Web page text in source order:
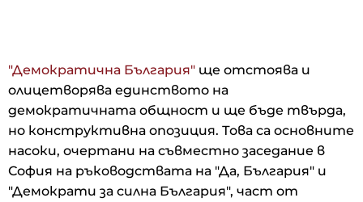
"Демократична България" ще отстоява и
олицетворява единството на
демократичната общност и ще бъде твърда,
но конструктивна опозиция. Това са основните
насоки, очертани на съвместно заседание в
София на ръководствата на "Да, България" и
"Демократи за силна България", част от